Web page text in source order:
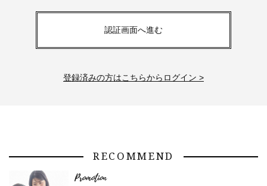
認証画面へ進む
登録済みの方はこちらからログイン >
RECOMMEND